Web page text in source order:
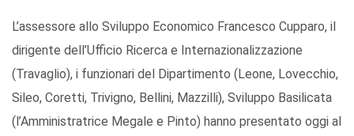
L’assessore allo Sviluppo Economico Francesco Cupparo, il
dirigente dell’Ufficio Ricerca e Internazionalizzazione
(Travaglio), i funzionari del Dipartimento (Leone, Lovecchio,
Sileo, Coretti, Trivigno, Bellini, Mazzilli), Sviluppo Basilicata
(l’Amministratrice Megale e Pinto) hanno presentato oggi al